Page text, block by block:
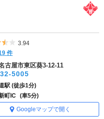
5つ星のうち3.5
3.94
件
古屋市東区葵3-12-11
5005
駅 (徒歩1分)
町IC (車5分)
Googleマップで開く